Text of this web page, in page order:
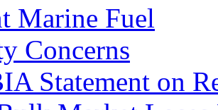
Statement on